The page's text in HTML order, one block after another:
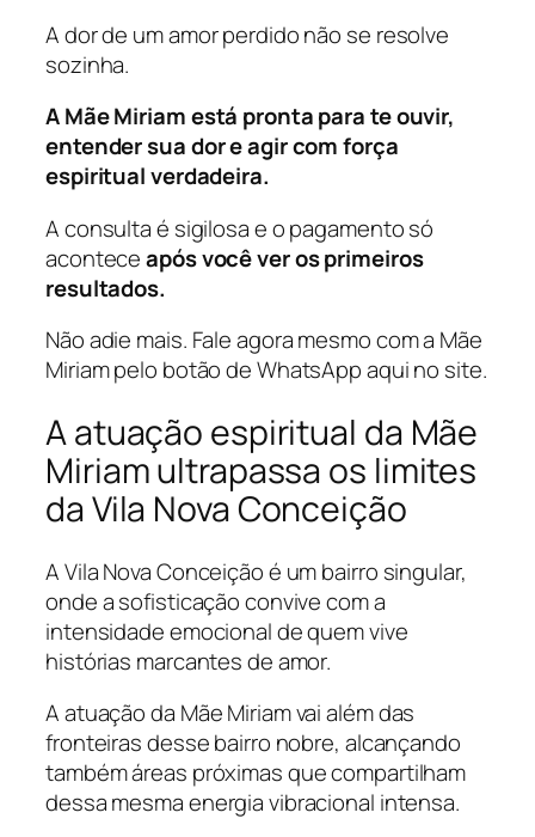
A dor de um amor perdido não se resolve
sozinha.
A Mãe Miriam está pronta para te ouvir,
entender sua dor e agir com força
espiritual verdadeira.
A consulta é sigilosa e o pagamento só
aconteceapós você ver os primeiros
resultados.
Não adie mais. Fale agora mesmo com a Mãe
Miriam pelo botão de WhatsApp aqui no site.
A atuação espiritual da Mãe
Miriam ultrapassa os limites
da Vila Nova Conceição
A Vila Nova Conceição é um bairro singular,
onde a sofisticação convive com a
intensidade emocional de quem vive
histórias marcantes de amor.
A atuação da Mãe Miriam vai além das
fronteiras desse bairro nobre, alcançando
também áreas próximas que compartilham
dessa mesma energia vibracional intensa.